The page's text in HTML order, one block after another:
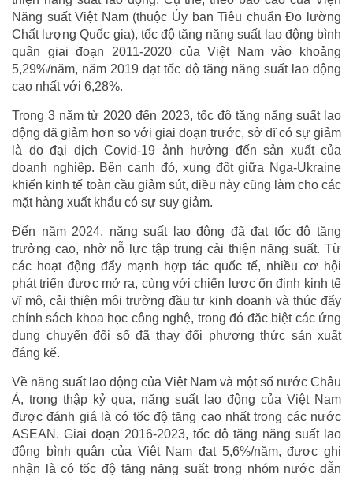
Năng suất Việt Nam (thuộc Ủy ban Tiêu chuẩn Đo lường
Chất lượng Quốc gia), tốc độ tăng năng suất lao động bình
quân giai đoạn 2011-2020 của Việt Nam vào khoảng
5,29%/năm, năm 2019 đạt tốc độ tăng năng suất lao động
cao nhất với 6,28%.
Trong 3 năm từ 2020 đến 2023, tốc độ tăng năng suất lao
động đã giảm hơn so với giai đoạn trước, sở dĩ có sự giảm
là do đại dịch Covid-19 ảnh hưởng đến sản xuất của
doanh nghiệp. Bên cạnh đó, xung đột giữa Nga-Ukraine
khiến kinh tế toàn cầu giảm sút, điều này cũng làm cho các
mặt hàng xuất khẩu có sự suy giảm.
Đến năm 2024, năng suất lao động đã đạt tốc độ tăng
trưởng cao, nhờ nỗ lực tập trung cải thiện năng suất. Từ
các hoạt động đẩy mạnh hợp tác quốc tế, nhiều cơ hội
phát triển được mở ra, cùng với chiến lược ổn định kinh tế
vĩ mô, cải thiện môi trường đầu tư kinh doanh và thúc đẩy
chính sách khoa học công nghệ, trong đó đặc biệt các ứng
dụng chuyển đổi số đã thay đổi phương thức sản xuất
đáng kể.
Về năng suất lao động của Việt Nam và một số nước Châu
Á, trong thập kỷ qua, năng suất lao động của Việt Nam
được đánh giá là có tốc độ tăng cao nhất trong các nước
ASEAN. Giai đoạn 2016-2023, tốc độ tăng năng suất lao
động bình quân của Việt Nam đạt 5,6%/năm, được ghi
nhận là có tốc độ tăng năng suất trong nhóm nước dẫn